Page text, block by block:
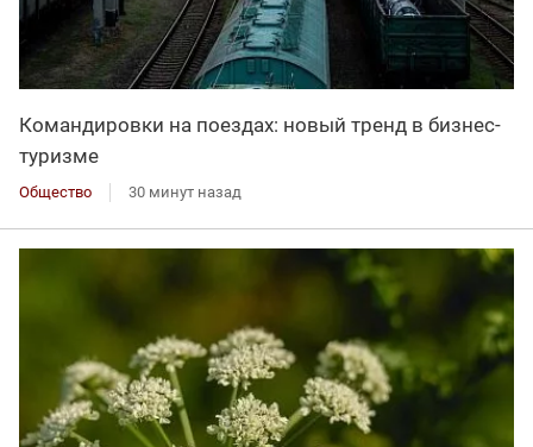
Командировки на поездах: новый тренд в бизнес-
туризме
Общество 30 минут назад